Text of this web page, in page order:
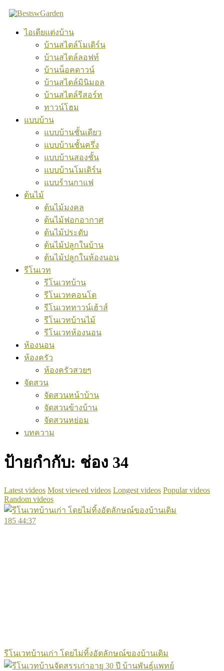
Skip
to
ไอเดียแต่งบ้าน
บ้านสไตล์โมเดิร์น
บ้านสไตล์ลอฟท์
บ้านน็อคดาวน์
บ้านสไตล์มินิมอล
บ้านสไตล์รีสอร์ท
ทาวน์โฮม
แบบบ้าน
แบบบ้านชั้นเดียว
แบบบ้านชั้นครึ่ง
แบบบ้านสองชั้น
แบบบ้านโมเดิร์น
แบบร้านกาแฟ
ต้นไม้
ต้นไม้มงคล
ต้นไม้ฟอกอากาศ
ต้นไม้ประดับ
ต้นไม้ปลูกในบ้าน
ต้นไม้ปลูกในห้องนอน
รีโนเวท
รีโนเวทบ้าน
รีโนเวทคอนโด
รีโนเวททาวน์เฮ้าส์
รีโนเวทบ้านไม้
รีโนเวทห้องนอน
ห้องนอน
ห้องครัว
ห้องครัวสวยๆ
จัดสวน
จัดสวนหน้าบ้าน
จัดสวนข้างบ้าน
จัดสวนหย่อม
บทความ
ป้ายกำกับ: ช่อง 34
Latest videos Most viewed videos Longest videos Popular videos
Random videos
185 44:37
รีโนเวทบ้านเก่า โดยไม่ทิ้งอัตลักษณ์ของบ้านเดิม